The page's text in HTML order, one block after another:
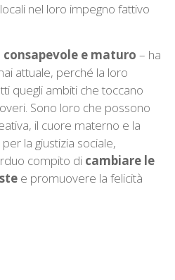
nel loro impegno fattivo
e maturo – ha
attuale, perché la loro
quegli ambiti che toccano
Sono loro che possono
il cuore materno e la
la giustizia sociale,
compito di cambiare le
e promuovere la felicità